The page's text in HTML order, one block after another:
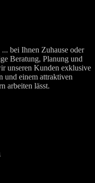
bei Ihnen Zuhause oder
Beratung, Planung und
unseren Kunden exklusive
und einem attraktiven
arbeiten lässt.